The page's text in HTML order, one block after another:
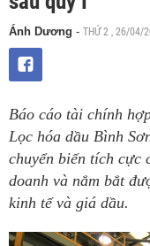
Ánh Dương - THỨ 2 , 26/04/
Báo cáo tài chính
Lọc hóa dầu Bình
chuyển biến tích cực
doanh và nắm bắt
kinh tế và giá dầu.